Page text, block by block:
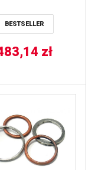
BESTSELLER
zł